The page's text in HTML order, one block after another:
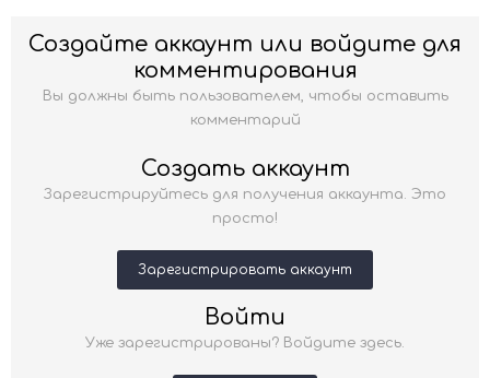
Создайте аккаунт или войдите для
комментирования
Вы должны быть пользователем, чтобы оставить
комментарий
Создать аккаунт
Зарегистрируйтесь для получения аккаунта. Это
просто!
Зарегистрировать аккаунт
Войти
Уже зарегистрированы? Войдите здесь.